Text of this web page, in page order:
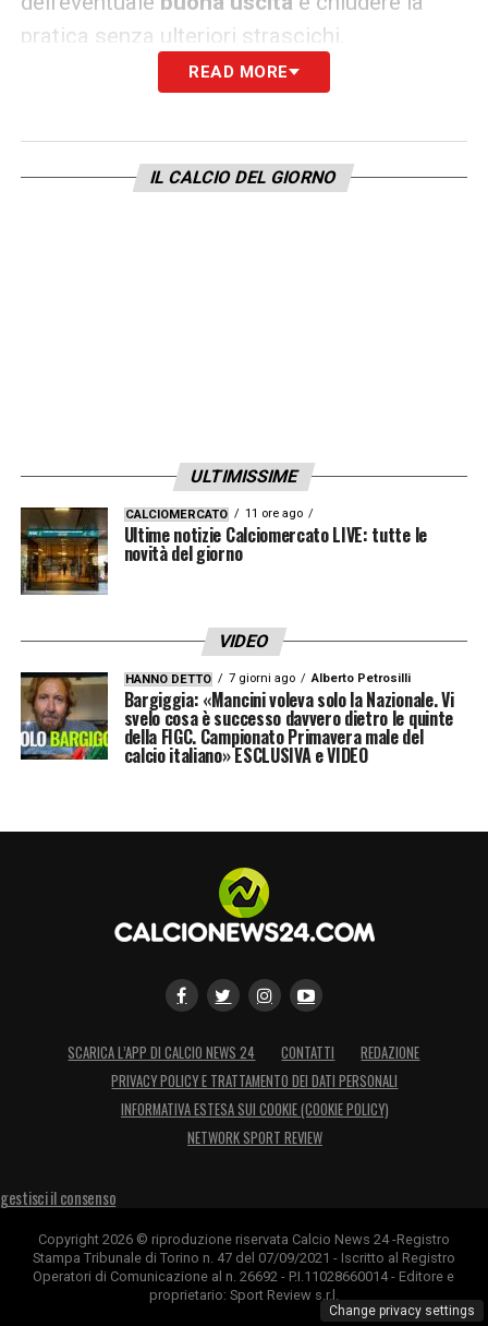
pratica senza ulteriori strascichi.
Il blitz azzurro: i dettagli del
Sul fronte partenopeo, invece, l’intesa è stata
all’anno, arricchito da importantibonus
legati alla Champions League e allo
scudetto
giugno
Per vedere l’annuncio ufficiale bisognerà
però pazientare. Questo lungo fine
settimana, segnato dallaFesta della
lavoro degli avvocati. Allegri attenderà
sviluppi dalla sua Livorno. Salvo clamorose e
improvvise accelerazioni, è praticamente
certo che l’attesa fumata bianca non arriverà
resta in attesa del semaforo verde per
LA PLAYLIST DELLE NOSTRE TOP NEWS
READ MORE
IL CALCIO DEL GIORNO
ULTIMISSIME
CALCIOMERCATO 11 ore ago
Ultime notizie Calciomercato LIVE: tutte le
novità del giorno
VIDEO
HANNO DETTO 7 giorni ago Alberto Petrosilli
Bargiggia: «Mancini voleva solo la Nazionale. Vi
svelo cosa è successo davvero dietro le quinte
della FIGC. Campionato Primavera male del
calcio italiano» ESCLUSIVA e VIDEO
SCARICA L’APP DI CALCIO NEWS 24 CONTATTI
REDAZIONE
PRIVACY POLICY E TRATTAMENTO DEI DATI PERSONALI
INFORMATIVA ESTESA SUI COOKIE (COOKIE POLICY)
NETWORK SPORT REVIEW
gestisci il consenso
Copyright 2026 © riproduzione riservata Calcio News 24 -Registro
Stampa Tribunale di Torino n. 47 del 07/09/2021 - Iscritto al Registro
Operatori di Comunicazione al n. 26692 - P.I.11028660014 - Editore e
proprietario: Sport Review s.r.l.
Change privacy settings